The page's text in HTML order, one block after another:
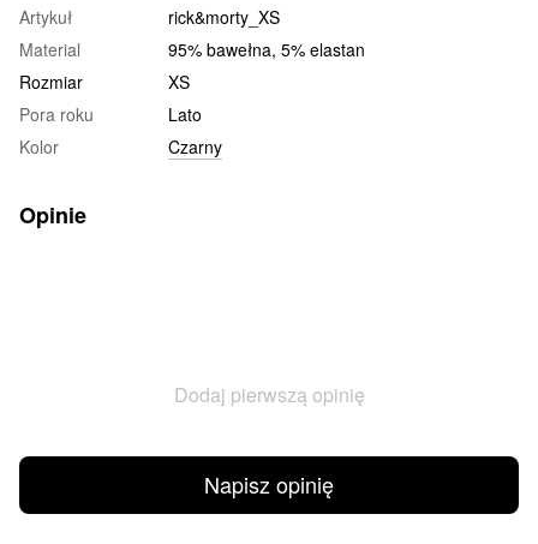
Artykuł
rick&morty_XS
Material
95% bawełna, 5% elastan
Rozmiar
XS
Pora roku
Lato
Kolor
Czarny
Opinie
Dodaj pierwszą opinię
Napisz opinię